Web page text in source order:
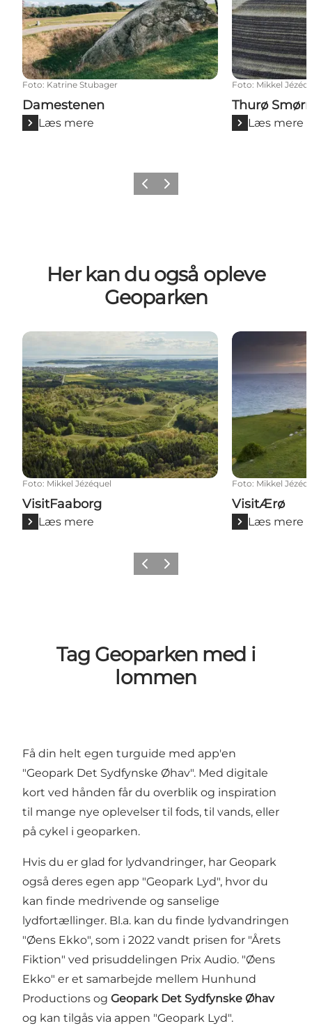
Foto: Katrine Stubager
Damestenen
Læs mere
Foto: Mikkel
Thurø
Læs mere
Forrige billede
Næste billede
Her kan du også opleve
Geoparken
VisitFaaborg
Foto: Mikkel Jézéquel
VisitFaaborg
Læs mere
VisitÆrø
Foto: Mikkel
VisitÆrø
Læs mere
Forrige billede
Næste billede
Tag Geoparken med i
lommen
Få din helt egen turguide med app'en
"Geopark Det Sydfynske Øhav". Med digitale
kort ved hånden får du overblik og inspiration
til mange nye oplevelser til fods, til vands, eller
på cykel i geoparken.
Hvis du er glad for lydvandringer, har Geopark
også deres egen app "Geopark Lyd", hvor du
kan finde medrivende og sanselige
lydfortællinger. Bl.a. kan du finde lydvandringen
"Øens Ekko", som i 2022 vandt prisen for "Årets
Fiktion" ved prisuddelingen Prix Audio. "Øens
Ekko" er et samarbejde mellem Hunhund
Productions og Geopark Det Sydfynske Øhav
og kan tilgås via appen "Geopark Lyd".